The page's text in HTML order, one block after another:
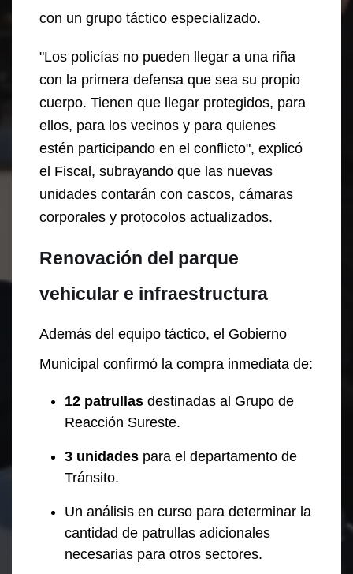
con un grupo táctico especializado.
"Los policías no pueden llegar a una riña
con la primera defensa que sea su propio
cuerpo. Tienen que llegar protegidos, para
ellos, para los vecinos y para quienes
estén participando en el conflicto", explicó
el Fiscal, subrayando que las nuevas
unidades contarán con cascos, cámaras
corporales y protocolos actualizados.
Renovación del parque
vehicular e infraestructura
Además del equipo táctico, el Gobierno
Municipal confirmó la compra inmediata de:
12 patrullas destinadas al Grupo de
Reacción Sureste.
3 unidades para el departamento de
Tránsito.
Un análisis en curso para determinar la
cantidad de patrullas adicionales
necesarias para otros sectores.